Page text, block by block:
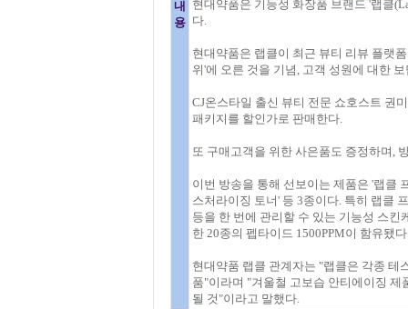
내
용
현대약품은 기능성 화장품 브랜드 '랩클
다.
현대약품은 랩클이 최근 뷰티 리뷰 플랫
위'에 오른 것을 기념, 고객 성원에 대한
CJ온스타일 출신 뷰티 전문 쇼호스트 권
패키지를 할인가로 판매한다.
또 구매고객을 위한 사은품도 증정하며,
이번 방송을 통해 선보이는 제품은 '랩클
스처라이징 토너' 등 3종이다. 특히 랩클
등을 한 번에 관리할 수 있는 기능성 스
한 20종의 펩타이드 1500PPM이 함유됐
현대약품 랩클 관계자는 "랩클은 각종 테
품"이라며 "겨울철 고보습 안티에이징
될 것"이라고 말했다.